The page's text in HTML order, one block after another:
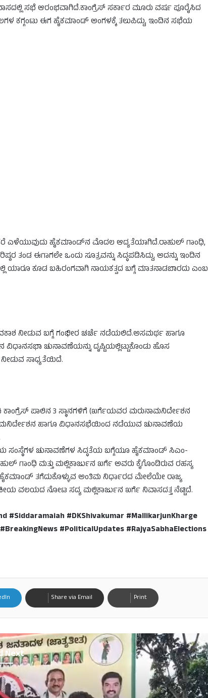
ಸಭೆ ಆರಂಭವಾಗಿದೆ.ಕಾಂಗ್ರೆಸ್ ಸರ್ಕಾರ ಮೂರು ವರ್ಷ ಪೂರೈಸಿದ
ಕಗ್ಗಂಟು ಈಗ ಹೈಕಮಾಂಡ್ ಅಂಗಳಕ್ಕೆ ತಲುಪಿದ್ದು, ಇಂದಿನ ಸಭೆಯ
ಎಳೆಯುವುದು ಹೈಕಮಾಂಡ್‌ನ ಮೊದಲ ಆದ್ಯತೆಯಾಗಿದೆ.ರಾಹುಲ್ ಗಾಂಧಿ,
ತಂಡ ಈಗಾಗಲೇ ಒಂದು ಸೂತ್ರವನ್ನು ಸಿದ್ಧಪಡಿಸಿದ್ದು, ಅದನ್ನು ಇಂದಿನ
ಕೂಡ ಬಹಿರಂಗವಾಗಿ ನಾಯಕತ್ವದ ಬಗ್ಗೆ ಮಾತನಾಡಬಾರದು ಎಂಬ
ನೀಡುವ ಬಗ್ಗೆ ಗಂಭೀರ ಚರ್ಚೆ ನಡೆಯಲಿದೆ.ಅಸಮರ್ಥ ಹಾಗೂ
ಚುನಾವಣೆಯನ್ನು ದೃಷ್ಟಿಯಲ್ಲಿಟ್ಟುಕೊಂಡು ಹೊಸ
ಸಾಧ್ಯತೆಯಿದೆ.
ಪಾಲಿನ 3 ಸ್ಥಾನಗಳಿಗೆ (ಖರ್ಗೆಯವರ ಮರುನಾಮನಿರ್ದೇಶನ
ಹಾಗೂ ವಿಧಾನಸಭೆಯಿಂದ ನಡೆಯುವ ಚುನಾವಣೆಯ
ಸಂಸ್ಥೆಗಳ ಚುನಾವಣೆಗಳ ಸಿದ್ಧತೆಯ ಬಗ್ಗೆಯೂ ಹೈಕಮಾಂಡ್ ಸಿಎಂ-
ಗಾಂಧಿ ಮತ್ತು ಮಲ್ಲಿಕಾರ್ಜುನ ಖರ್ಗೆ ಅವರು ಕೈಗೊಂಡಿರುವ ರಹಸ್ಯ
ತಗೆದುಕೊಳ್ಳುವ ಅಂತಿಮ ನಿರ್ಧಾರದ ಮೇಲೆಯೇ ರಾಜ್ಯ
ವಲಯದ ನೋಟ ಸದ್ಯ ಮಲ್ಲಿಕಾರ್ಜುನ ಖರ್ಗೆ ನಿವಾಸದತ್ತ ನೆಟ್ಟಿದೆ.
#Siddaramaiah #DKShivakumar #MallikarjunKharge
#PoliticalUpdates #RajyaSabhaElections
Share via Email Print
Next